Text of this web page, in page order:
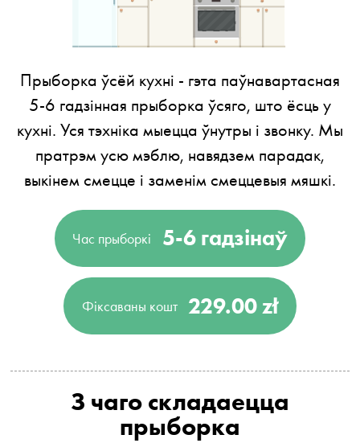
Прыборка ўсёй кухні - гэта паўнавартасная
5-6 гадзінная прыборка ўсяго, што ёсць у
кухні. Уся тэхніка мыецца ўнутры і звонку. Мы
пратрэм усю мэблю, навядзем парадак,
выкінем смецце і заменім смеццевыя мяшкі.
Час прыборкі 5-6 гадзінаў
Фіксаваны кошт 229.00 zł
З чаго складаецца
прыборка